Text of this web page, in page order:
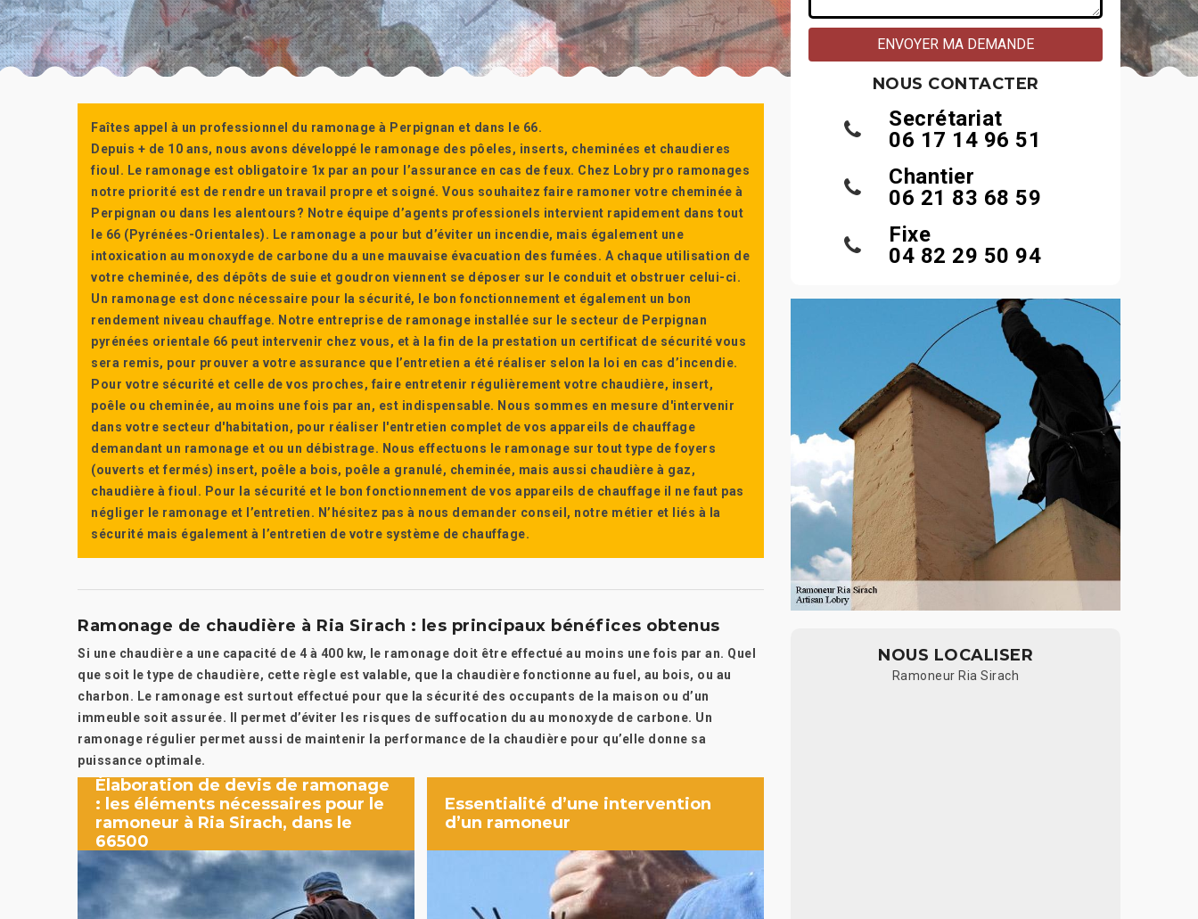
Faîtes appel à un professionnel du ramonage à Perpignan et dans le 66.
Depuis + de 10 ans, nous avons développé le ramonage des pôeles, inserts, cheminées et chaudieres
fioul. Le ramonage est obligatoire 1x par an pour l’assurance en cas de feux. Chez Lobry pro ramonages
notre priorité est de rendre un travail propre et soigné. Vous souhaitez faire ramoner votre cheminée à
Perpignan ou dans les alentours? Notre équipe d’agents professionels intervient rapidement dans tout
le 66 (Pyrénées-Orientales). Le ramonage a pour but d’éviter un incendie, mais également une
intoxication au monoxyde de carbone du a une mauvaise évacuation des fumées. A chaque utilisation de
votre cheminée, des dépôts de suie et goudron viennent se déposer sur le conduit et obstruer celui-ci.
Un ramonage est donc nécessaire pour la sécurité, le bon fonctionnement et également un bon
rendement niveau chauffage. Notre entreprise de ramonage installée sur le secteur de Perpignan
pyrénées orientale 66 peut intervenir chez vous, et à la fin de la prestation un certificat de sécurité vous
sera remis, pour prouver a votre assurance que l’entretien a été réaliser selon la loi en cas d’incendie.
Pour votre sécurité et celle de vos proches, faire entretenir régulièrement votre chaudière, insert,
poêle ou cheminée, au moins une fois par an, est indispensable. Nous sommes en mesure d'intervenir
dans votre secteur d'habitation, pour réaliser l'entretien complet de vos appareils de chauffage
demandant un ramonage et ou un débistrage. Nous effectuons le ramonage sur tout type de foyers
(ouverts et fermés) insert, poêle a bois, poêle a granulé, cheminée, mais aussi chaudière à gaz,
chaudière à fioul. Pour la sécurité et le bon fonctionnement de vos appareils de chauffage il ne faut pas
négliger le ramonage et l’entretien. N’hésitez pas à nous demander conseil, notre métier et liés à la
sécurité mais également à l’entretien de votre système de chauffage.
Ramonage de chaudière à Ria Sirach : les principaux bénéfices obtenus
Si une chaudière a une capacité de 4 à 400 kw, le ramonage doit être effectué au moins une fois par an. Quel
que soit le type de chaudière, cette règle est valable, que la chaudière fonctionne au fuel, au bois, ou au
charbon. Le ramonage est surtout effectué pour que la sécurité des occupants de la maison ou d’un
immeuble soit assurée. Il permet d’éviter les risques de suffocation du au monoxyde de carbone. Un
ramonage régulier permet aussi de maintenir la performance de la chaudière pour qu’elle donne sa
puissance optimale.
Élaboration de devis de ramonage
: les éléments nécessaires pour le
ramoneur à Ria Sirach, dans le
66500
Essentialité d’une intervention
d’un ramoneur
NOUS CONTACTER
Secrétariat
06 17 14 96 51
Chantier
06 21 83 68 59
Fixe
04 82 29 50 94
NOUS LOCALISER
Ramoneur Ria Sirach